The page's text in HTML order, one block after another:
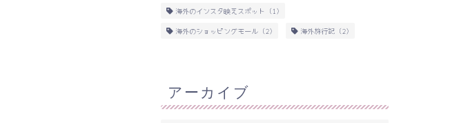
海外のインスタ映えスポット (1)
海外のショッピングモール(2) 海外旅行記(2)
アーカイブ